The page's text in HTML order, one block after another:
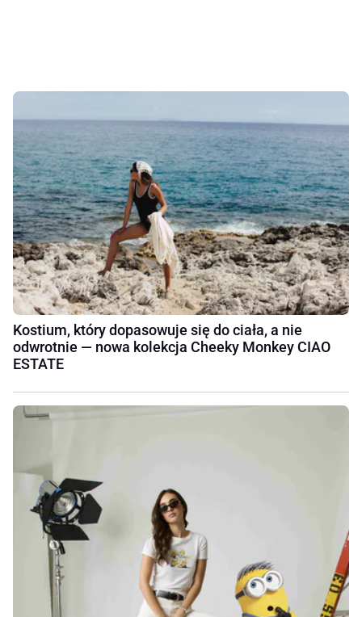
Kostium, który dopasowuje się do ciała, a nie
odwrotnie — nowa kolekcja Cheeky Monkey CIAO
ESTATE